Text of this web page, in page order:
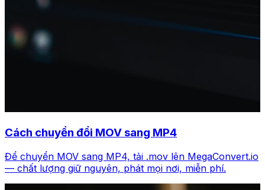
Cách chuyển đổi MOV sang MP4
Để chuyển MOV sang MP4, tải .mov lên MegaConvert.io
— chất lượng giữ nguyên, phát mọi nơi, miễn phí.